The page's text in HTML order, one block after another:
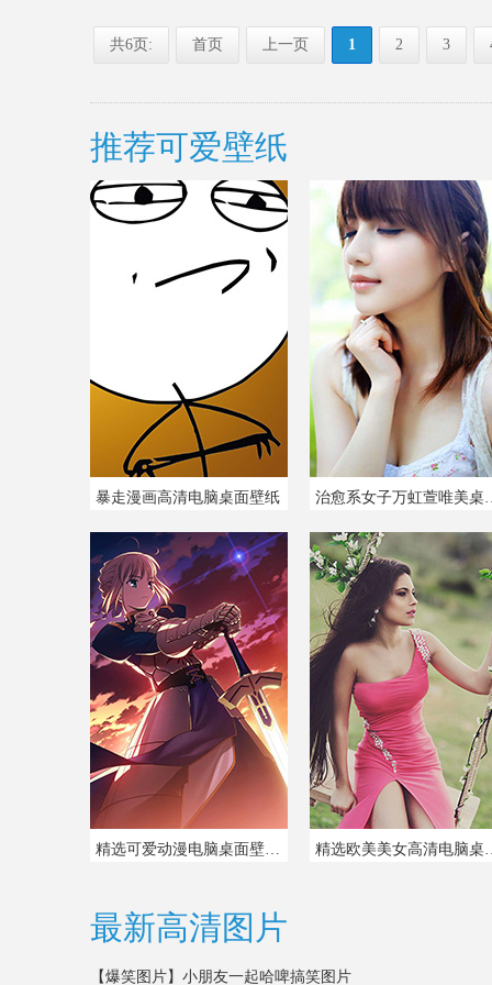
共6页: 首页 上一页 1 2 3
推荐可爱壁纸
暴走漫画高清电脑桌面壁纸 治愈系女
精选可爱动漫电脑桌面壁纸图片 精选欧美
最新高清图片
【爆笑图片】 小朋友一起哈啤搞笑图片